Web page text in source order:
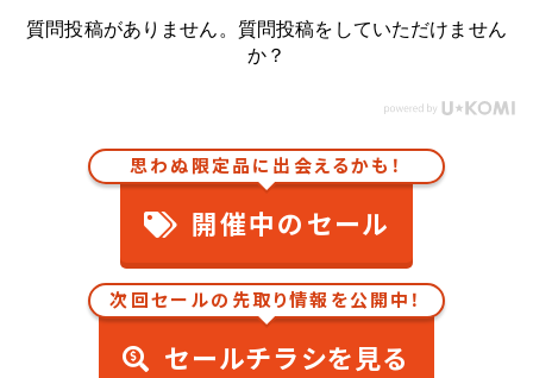
質問投稿がありません。質問投稿をしていただけません
か？
思わぬ限定品に出会えるかも！
開催中のセール
次回セールの先取り情報を公開中！
セールチラシを見る